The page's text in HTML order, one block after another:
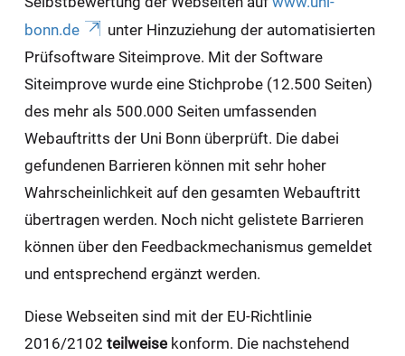
bonn.de
unter Hinzuziehung der automatisierten
Prüfsoftware Siteimprove. Mit der Software
Siteimprove wurde eine Stichprobe (12.500 Seiten)
des mehr als 500.000 Seiten umfassenden
Webauftritts der Uni Bonn überprüft. Die dabei
gefundenen Barrieren können mit sehr hoher
Wahrscheinlichkeit auf den gesamten Webauftritt
übertragen werden. Noch nicht gelistete Barrieren
können über den Feedbackmechanismus gemeldet
und entsprechend ergänzt werden.
Diese Webseiten sind mit der EU-Richtlinie
2016/2102 teilweisekonform. Die nachstehend